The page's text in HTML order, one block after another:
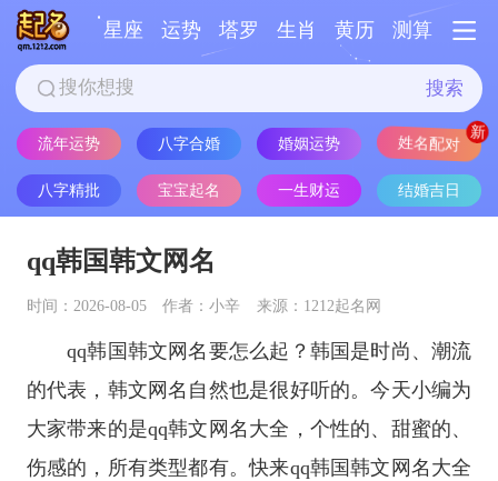
星座 运势 塔罗 生肖 黄历 测算
搜索
流年运势 八字合婚 婚姻运势 姓名配对
八字精批 宝宝起名 一生财运 结婚吉日
qq韩国韩文网名
时间：2026-08-05 作者：小辛 来源：1212起名网
qq韩国韩文网名要怎么起？韩国是时尚、潮流
的代表，韩文网名自然也是很好听的。今天小编为
大家带来的是qq韩文网名大全，个性的、甜蜜的、
伤感的，所有类型都有。快来qq韩国韩文网名大全